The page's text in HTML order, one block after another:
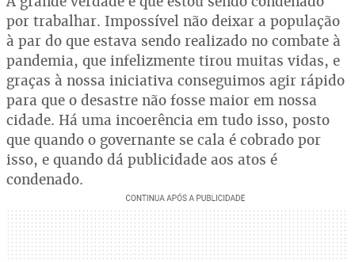
por trabalhar. Impossível não deixar a população
à par do que estava sendo realizado no combate à
pandemia, que infelizmente tirou muitas vidas, e
graças à nossa iniciativa conseguimos agir rápido
para que o desastre não fosse maior em nossa
cidade. Há uma incoerência em tudo isso, posto
que quando o governante se cala é cobrado por
isso, e quando dá publicidade aos atos é
condenado.